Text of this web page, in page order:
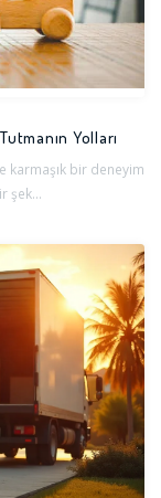
Yolları
karmaşık bir deneyim
şek...